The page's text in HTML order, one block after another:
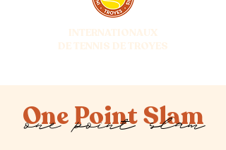
INTERNATIONAUX
DE TENNIS DE TROYES
One Point Slam
one point slam